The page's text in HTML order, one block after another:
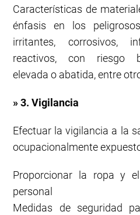
Características de
énfasis en los
irritantes, corrosivos,
reactivos, con riesgo
elevada o abatida, entre
» 3. Vigilancia
Efectuar la vigilancia a la
ocupacionalmente
Proporcionar la ropa y
personal
Medidas de seguridad